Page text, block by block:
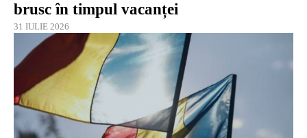
brusc în timpul vacanței
31 IULIE 2026